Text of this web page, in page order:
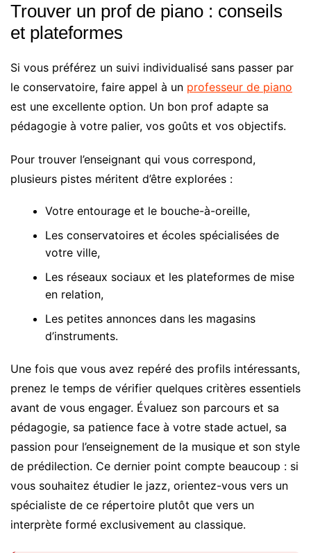
Trouver un prof de piano : conseils
et plateformes
Si vous préférez un suivi individualisé sans passer par
le conservatoire, faire appel à un professeur de piano
est une excellente option. Un bon prof adapte sa
pédagogie à votre palier, vos goûts et vos objectifs.
Pour trouver l’enseignant qui vous correspond,
plusieurs pistes méritent d’être explorées :
Votre entourage et le bouche-à-oreille,
Les conservatoires et écoles spécialisées de
votre ville,
Les réseaux sociaux et les plateformes de mise
en relation,
Les petites annonces dans les magasins
d’instruments.
Une fois que vous avez repéré des profils intéressants,
prenez le temps de vérifier quelques critères essentiels
avant de vous engager. Évaluez son parcours et sa
pédagogie, sa patience face à votre stade actuel, sa
passion pour l’enseignement de la musique et son style
de prédilection. Ce dernier point compte beaucoup : si
vous souhaitez étudier le jazz, orientez-vous vers un
spécialiste de ce répertoire plutôt que vers un
interprète formé exclusivement au classique.